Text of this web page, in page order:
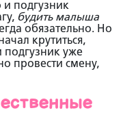
и подгузник
будить малыша
обязательно. Но
крутиться,
подгузник уже
провести смену,